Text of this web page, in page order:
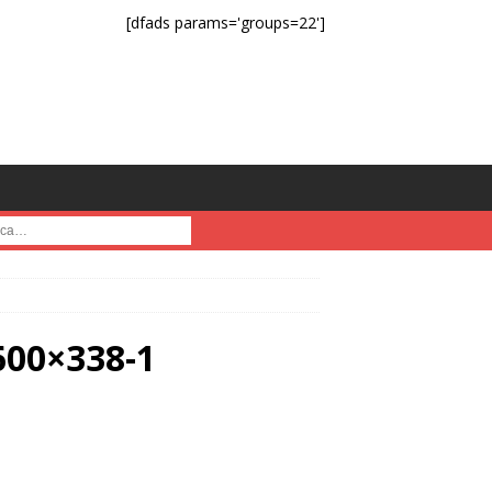
[dfads params='groups=22']
:
1